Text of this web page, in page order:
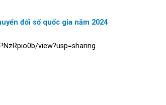
đổi số quốc gia năm 2024
view?usp=sharing